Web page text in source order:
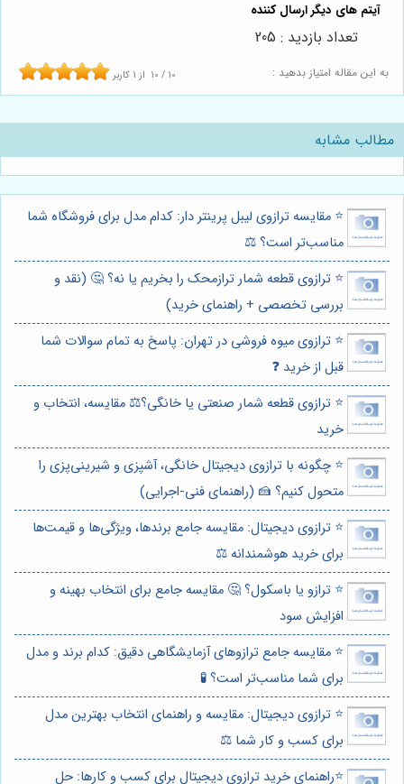
به این مقاله امتیاز بدهید : 10 / 10 از 1 کاربر
تعداد بازدید : 205
مطالب مشابه
⭐️ مقایسه ترازوی لیبل پرینتر دار: کدام مدل برای فروشگاه شما
مناسب‌تر است؟ ⚖️
⭐️ ترازوی قطعه شمار ترازمحک را بخریم یا نه؟ 🤔 (نقد و
بررسی تخصصی + راهنمای خرید)
⭐️ ترازوی میوه فروشی در تهران: پاسخ به تمام سوالات شما
قبل از خرید ❓
⭐️ ترازوی قطعه شمار صنعتی یا خانگی؟⚖️ مقایسه، انتخاب و
خرید
⭐️ چگونه با ترازوی دیجیتال خانگی، آشپزی و شیرینی‌پزی را
متحول کنیم؟ 🍰 (راهنمای فنی-اجرایی)
⭐️ ترازوی دیجیتال: مقایسه جامع برندها، ویژگی‌ها و قیمت‌ها
برای خرید هوشمندانه ⚖️
⭐️ ترازو یا باسکول؟ 🤔 مقایسه جامع برای انتخاب بهینه و
افزایش سود
⭐️ مقایسه جامع ترازوهای آزمایشگاهی دقیق: کدام برند و مدل
برای شما مناسب‌تر است؟ 🧪
⭐️ ترازوی دیجیتال: مقایسه و راهنمای انتخاب بهترین مدل
برای کسب و کار شما ⚖️
⭐️راهنمای خرید ترازوی دیجیتال برای کسب و کارها: حل